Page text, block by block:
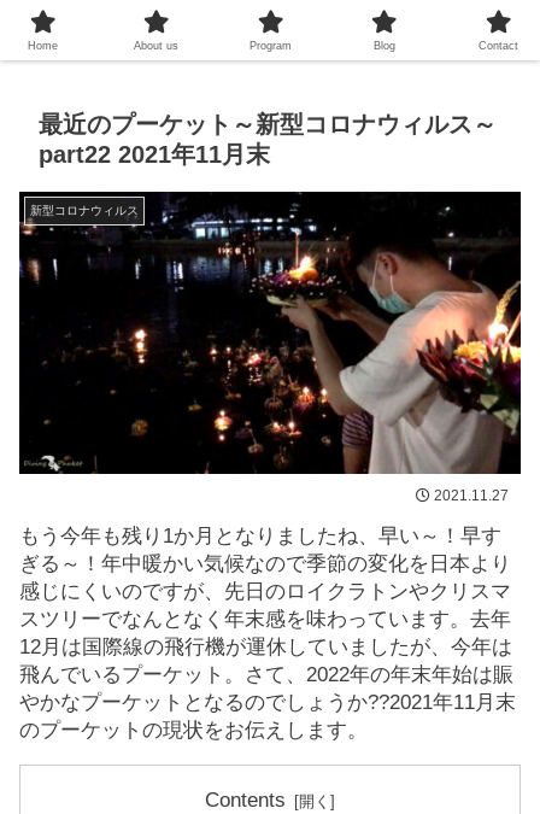
プーケットシュノーケリング教室
最近のプーケット～新型コロナウィルス～
part22 2021年11月末
新型コロナウィルス
2021.11.27
もう今年も残り1か月となりましたね、早い～！早す
ぎる～！年中暖かい気候なので季節の変化を日本より
感じにくいのですが、先日のロイクラトンやクリスマ
スツリーでなんとなく年末感を味わっています。去年
12月は国際線の飛行機が運休していましたが、今年は
飛んでいるプーケット。さて、2022年の年末年始は賑
やかなプーケットとなるのでしょうか??2021年11月末
のプーケットの現状をお伝えします。
Contents
Home About us Program Blog Contact